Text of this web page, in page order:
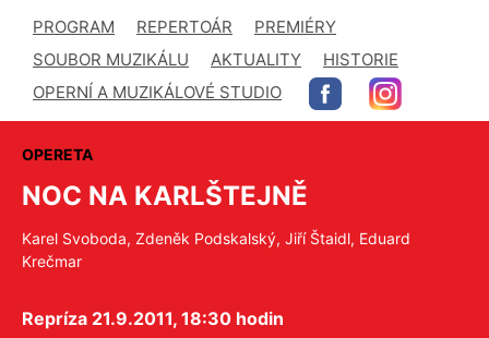
PROGRAM REPERTOÁR
PREMIÉRY
SOUBOR MUZIKÁLU
AKTUALITY
HISTORIE
OPERNÍ A MUZIKÁLOVÉ STUDIO
OPERETA
NOC NA KARLŠTEJNĚ
Karel Svoboda, Zdeněk Podskalský, Jiří Štaidl, Eduard
Krečmar
Repríza 21.9.2011, 18:30 hodin